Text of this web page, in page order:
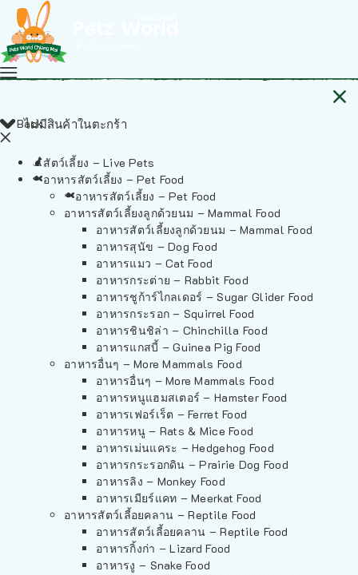
ไม่มีสินค้าในตะกร้า
Back
สัตว์เลี้ยง – Live Pets
อาหารสัตว์เลี้ยง – Pet Food
อาหารสัตว์เลี้ยง – Pet Food
อาหารสัตว์เลี้ยงลูกด้วยนม – Mammal Food
อาหารสัตว์เลี้ยงลูกด้วยนม – Mammal Food
อาหารสุนัข – Dog Food
อาหารแมว – Cat Food
อาหารกระต่าย – Rabbit Food
อาหารชูก้าร์ไกลเดอร์ – Sugar Glider Food
อาหารกระรอก – Squirrel Food
อาหารชินชิล่า – Chinchilla Food
อาหารแกสบี้ – Guinea Pig Food
อาหารอื่นๆ – More Mammals Food
อาหารอื่นๆ – More Mammals Food
อาหารหนูแฮมสเตอร์ – Hamster Food
อาหารเฟอร์เร็ต – Ferret Food
อาหารหนู – Rats & Mice Food
อาหารเม่นแคระ – Hedgehog Food
อาหารกระรอกดิน – Prairie Dog Food
อาหารลิง – Monkey Food
อาหารเมียร์แคท – Meerkat Food
อาหารสัตว์เลี้อยคลาน – Reptile Food
อาหารสัตว์เลี้อยคลาน – Reptile Food
อาหารกิ้งก่า – Lizard Food
อาหารงู – Snake Food